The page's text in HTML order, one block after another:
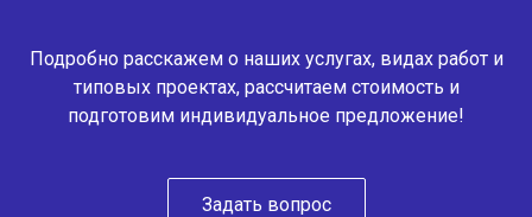
Подробно расскажем о наших услугах, видах работ и
типовых проектах, рассчитаем стоимость и
подготовим индивидуальное предложение!
Задать вопрос